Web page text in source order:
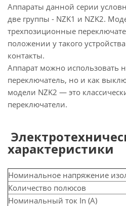
Аппараты данной серии
две группы - NZK1 и NZK2.
трехпозиционные
положении у такого
контакты.
Аппарат можно использовать
переключатель, но и как
модели NZK2 — это
переключатели.
характеристики
Номинальное напряжение
Количество полюсов
Номинальный ток In (А)